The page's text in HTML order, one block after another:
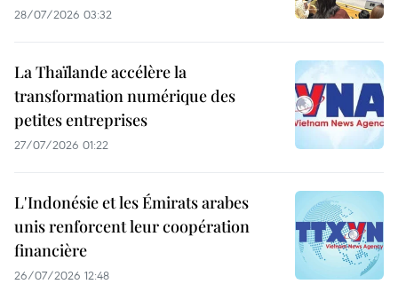
28/07/2026 03:32
La Thaïlande accélère la
transformation numérique des
petites entreprises
27/07/2026 01:22
L'Indonésie et les Émirats arabes
unis renforcent leur coopération
financière
26/07/2026 12:48